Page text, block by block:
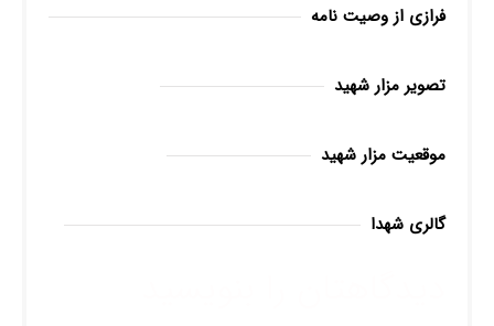
فرازی از وصیت نامه
تصویر مزار شهید
موقعیت مزار شهید
گالری شهدا